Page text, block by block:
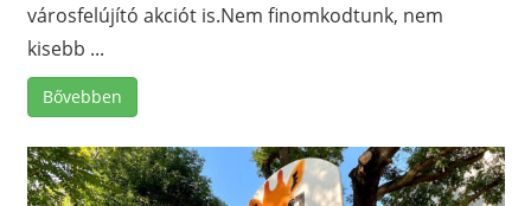
városfelújító akciót is.Nem finomkodtunk, nem
kisebb ...
Bővebben